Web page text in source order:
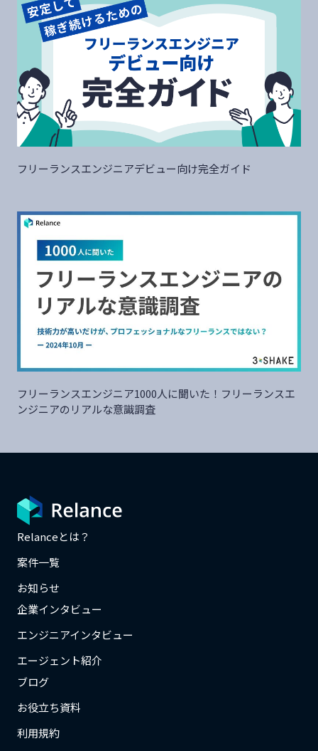
フリーランスエンジニアデビュー向け完全ガイド
フリーランスエンジニア1000人に聞いた！フリーランスエ
ンジニアのリアルな意識調査
Relanceとは？
案件一覧
お知らせ
企業インタビュー
エンジニアインタビュー
エージェント紹介
ブログ
お役立ち資料
利用規約